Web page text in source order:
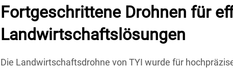
Fortgeschrittene Drohnen für
Landwirtschaftslösungen
Die Landwirtschaftsdrohne von TYI wurde für